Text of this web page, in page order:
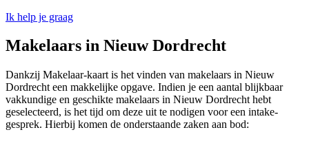
Ik help je graag
Makelaars in Nieuw Dordrecht
Dankzij Makelaar-kaart is het vinden van makelaars in Nieuw
Dordrecht een makkelijke opgave. Indien je een aantal blijkbaar
vakkundige en geschikte makelaars in Nieuw Dordrecht hebt
geselecteerd, is het tijd om deze uit te nodigen voor een intake-
gesprek. Hierbij komen de onderstaande zaken aan bod: